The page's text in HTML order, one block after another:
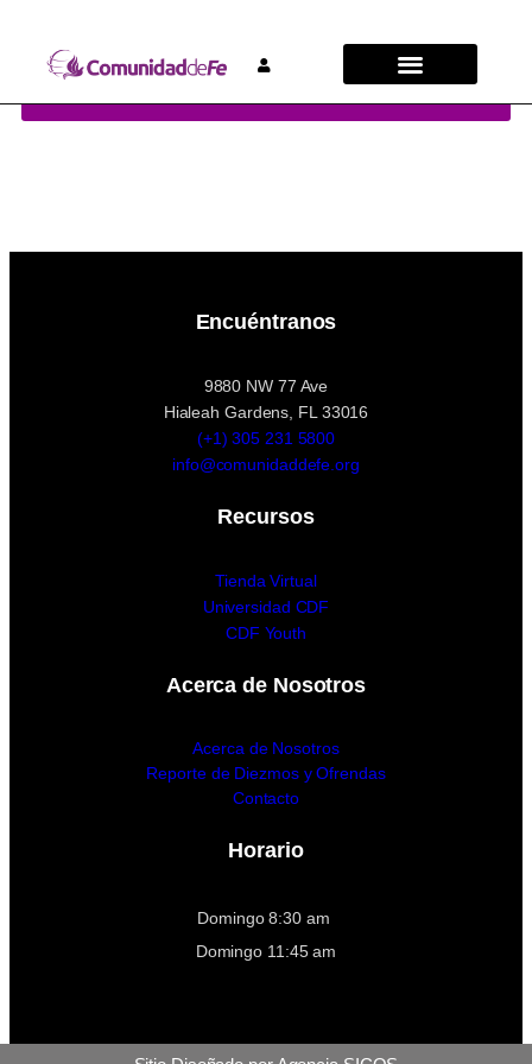
Encuéntranos
9880 NW 77 Ave
Hialeah Gardens, FL 33016
(+1) 305 231 5800
info@comunidaddefe.org
Recursos
Tienda Virtual
Universidad CDF
CDF Youth
Acerca de Nosotros
Acerca de Nosotros
Reporte de Diezmos y Ofrendas
Contacto
Horario
Domingo 8:30 am
Domingo 11:45 am